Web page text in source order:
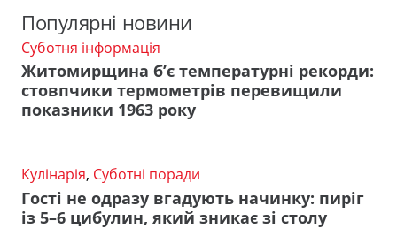
Популярні новини
Суботня інформація
Житомирщина б’є температурні рекорди:
стовпчики термометрів перевищили
показники 1963 року
Кулінарія, Суботні поради
Гості не одразу вгадують начинку: пиріг
із 5–6 цибулин, який зникає зі столу